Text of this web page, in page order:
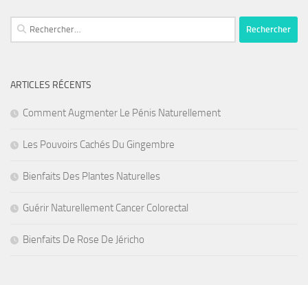
Rechercher :
ARTICLES RÉCENTS
Comment Augmenter Le Pénis Naturellement
Les Pouvoirs Cachés Du Gingembre
Bienfaits Des Plantes Naturelles
Guérir Naturellement Cancer Colorectal
Bienfaits De Rose De Jéricho